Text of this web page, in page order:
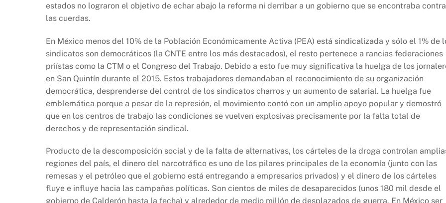
estados no lograron el objetivo de echar abajo la reforma ni derribar a un gobierno que se encontraba contra
las cuerdas.
En México menos del 10% de la Población Económicamente Activa (PEA) está sindicalizada y sólo el 1% de
sindicatos son democráticos (la CNTE entre los más destacados), el resto pertenece a rancias federaciones
priístas como la CTM o el Congreso del Trabajo. Debido a esto fue muy significativa la huelga de los
en San Quintín durante el 2015. Estos trabajadores demandaban el reconocimiento de su organización
democrática, desprenderse del control de los sindicatos charros y un aumento de salarial. La huelga fue
emblemática porque a pesar de la represión, el movimiento contó con un amplio apoyo popular y demostró
que en los centros de trabajo las condiciones se vuelven explosivas precisamente por la falta total de
derechos y de representación sindical.
Producto de la descomposición social y de la falta de alternativas, los cárteles de la droga controlan
regiones del país, el dinero del narcotráfico es uno de los pilares principales de la economía (junto con las
remesas y el petróleo que el gobierno está entregando a empresarios privados) y el dinero de los cárteles
fluye e influye hacia las campañas políticas. Son cientos de miles de desaparecidos (unos 180 mil desde el
gobierno de Calderón hasta la fecha) y alrededor de medio millón de desplazados de guerra. En México ser